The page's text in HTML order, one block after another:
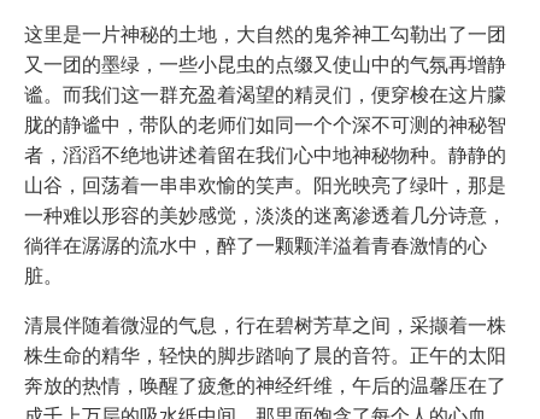
这里是一片神秘的土地，大自然的鬼斧神工勾勒出了一团
又一团的墨绿，一些小昆虫的点缀又使山中的气氛再增静
谧。而我们这一群充盈着渴望的精灵们，便穿梭在这片朦
胧的静谧中，带队的老师们如同一个个深不可测的神秘智
者，滔滔不绝地讲述着留在我们心中地神秘物种。静静的
山谷，回荡着一串串欢愉的笑声。阳光映亮了绿叶，那是
一种难以形容的美妙感觉，淡淡的迷离渗透着几分诗意，
徜徉在潺潺的流水中，醉了一颗颗洋溢着青春激情的心
脏。
清晨伴随着微湿的气息，行在碧树芳草之间，采撷着一株
株生命的精华，轻快的脚步踏响了晨的音符。正午的太阳
奔放的热情，唤醒了疲惫的神经纤维，午后的温馨压在了